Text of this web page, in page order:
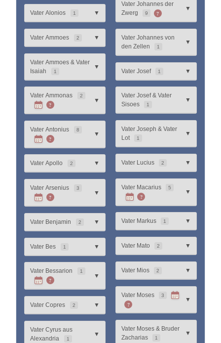
Vater Alonios 1 ▼
Vater Ammoes 2 ▼
Vater Ammoes & Vater
Isaiah
1
▼
Vater Ammonas 2
?
▼
Vater Antonius 8
?
▼
Vater Apollo 2 ▼
Vater Arsenius 3
?
▼
Vater Benjamin 2 ▼
Vater Bes 1 ▼
Vater Bessarion 1
?
▼
Vater Copres 2 ▼
Vater Cyrus aus
Alexandria
1
▼
Vater Johannes der
Zwerg
9 ?
▼
Vater Johannes von
den Zellen
1
▼
Vater Josef 1 ▼
Vater Josef & Vater
Sisoes
1
▼
Vater Joseph & Vater
Lot
1
▼
Vater Lucius 2 ▼
Vater Macarius 5
?
▼
Vater Markus 1 ▼
Vater Mato 2 ▼
Vater Mios 2 ▼
Vater Moses 3
?
▼
Vater Moses & Bruder
Zacharias
1
▼